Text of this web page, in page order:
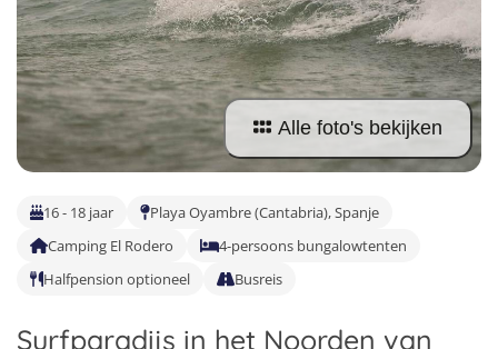
Vind jouw perfecte kamp
Beantwoord een paar korte vragen en wij doen de rest.
Alle foto's bekijken
16 - 18 jaar
Playa Oyambre (Cantabria), Spanje
Camping El Rodero
4-persoons bungalowtenten
Halfpension optioneel
Busreis
Surfparadijs in het Noorden van